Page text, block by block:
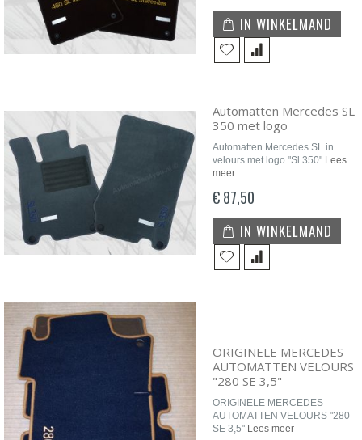
IN WINKELMAND
Automatten Mercedes SL
350 met logo
Automatten Mercedes SL in
velours met logo "Sl 350" Lees
meer
€ 87,50
IN WINKELMAND
ORIGINELE MERCEDES
AUTOMATTEN VELOURS
"280 SE 3,5"
ORIGINELE MERCEDES
AUTOMATTEN VELOURS "280
SE 3,5" Lees meer